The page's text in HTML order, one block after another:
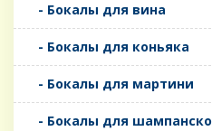
- Бокалы для вина
- Бокалы для коньяка
- Бокалы для мартини
- Бокалы для